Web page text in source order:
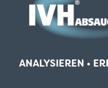
ANALYSIEREN •